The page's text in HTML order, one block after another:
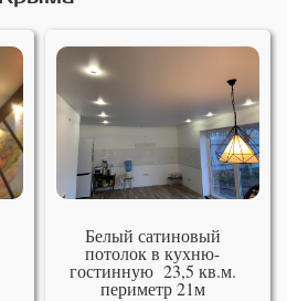
Белый сатиновый
потолок в кухню-
гостинную 23,5 кв.м.
периметр 21м